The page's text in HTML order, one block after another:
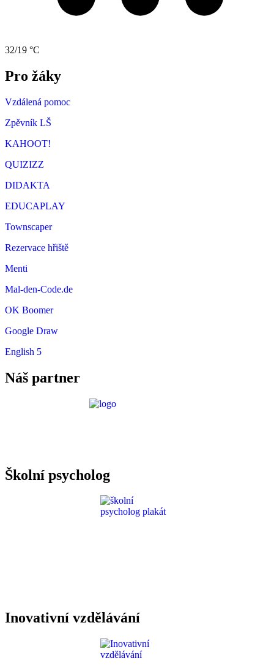
32/19 °C
Pro žáky
Vzdálená pomoc
Zpěvník LŠ
KAHOOT!
QUIZIZZ
DIDAKTA
EDUCAPLAY
Townscaper
Rezervace hřiště
Menti
Mal-den-Code.de
OK Boomer
Google Draw
English 5
Náš partner
Školní psycholog
Inovativní vzdělávání